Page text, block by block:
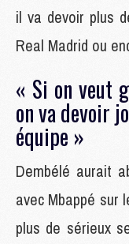
il va devoir plus
Real Madrid ou
« Si on veut
on va devoir
équipe »
Dembélé aurait
avec Mbappé sur
plus de sérieux